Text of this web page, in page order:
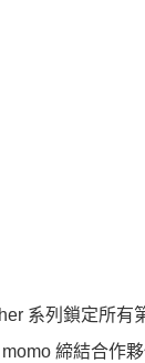
系列鎖定所
締結合作